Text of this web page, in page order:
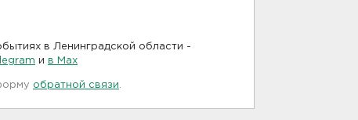
в Ленинградской области -
и в Maх
обратной связи